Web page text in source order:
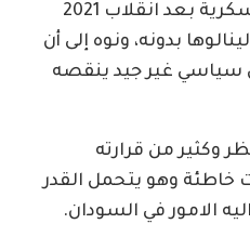
بالتوقيع مع المكونات العسكرية بعد انقلاب 2021
بدونه، ونوه إلى أن
سياسي غير جيد ينقصه
وكثير من قرارته
خاطئة وهو يتحمل القدر
الامور في السودان.